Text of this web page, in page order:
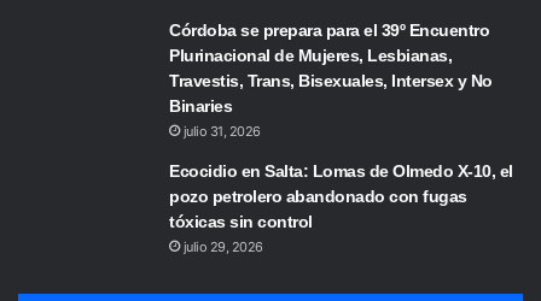
Córdoba se prepara para el 39º Encuentro
Plurinacional de Mujeres, Lesbianas,
Travestis, Trans, Bisexuales, Intersex y No
Binaries
julio 31, 2026
Ecocidio en Salta: Lomas de Olmedo X-10, el
pozo petrolero abandonado con fugas
tóxicas sin control
julio 29, 2026